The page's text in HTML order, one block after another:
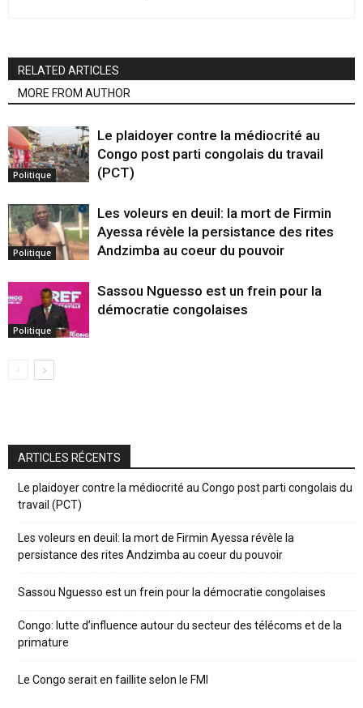
RELATED ARTICLES
MORE FROM AUTHOR
Politique
Le plaidoyer contre la médiocrité au
Congo post parti congolais du travail
(PCT)
Politique
Les voleurs en deuil: la mort de Firmin
Ayessa révèle la persistance des rites
Andzimba au coeur du pouvoir
Politique
Sassou Nguesso est un frein pour la
démocratie congolaises
ARTICLES RÉCENTS
Le plaidoyer contre la médiocrité au Congo post parti congolais du
travail (PCT)
Les voleurs en deuil: la mort de Firmin Ayessa révèle la
persistance des rites Andzimba au coeur du pouvoir
Sassou Nguesso est un frein pour la démocratie congolaises
Congo: lutte d’influence autour du secteur des télécoms et de la
primature
Le Congo serait en faillite selon le FMI